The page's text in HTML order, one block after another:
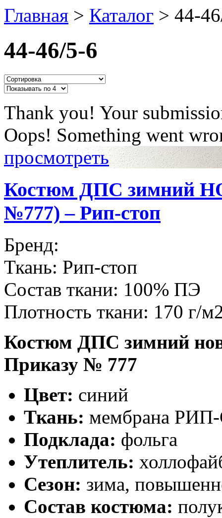
Главная > Каталог > 44-
44-46/5-6
Thank you! Your
Oops! Something went
просмотреть
Костюм ДПС зимний
№777) – Рип-стоп
Бренд:
Ткань: Рип-стоп
Состав ткани: 100% ПЭ
Плотность ткани: 170 г/
Костюм ДПС зимний
Приказу № 777
Цвет: синий
Ткань: мембрана
Подклада: фольга
Утеплитель:
Сезон: зима,
Состав костюма: